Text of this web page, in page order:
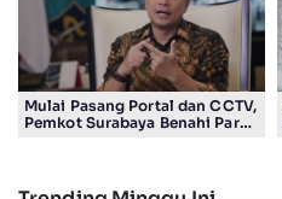
Mulai Pasang Portal dan CCTV,
Pemkot Surabaya Benahi Parkir